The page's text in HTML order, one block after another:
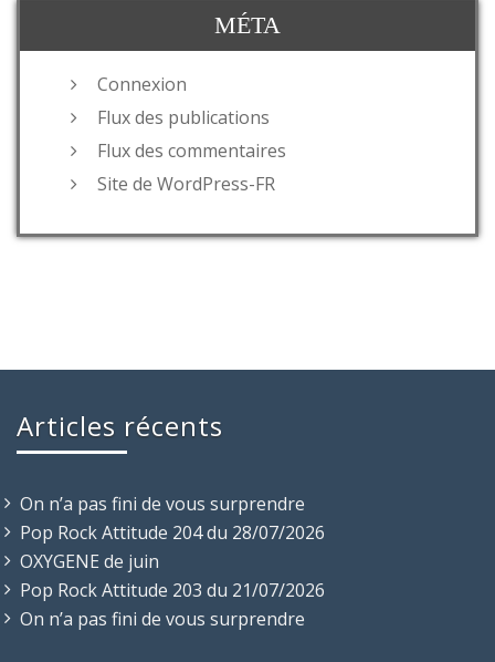
MÉTA
Connexion
Flux des publications
Flux des commentaires
Site de WordPress-FR
Articles récents
On n’a pas fini de vous surprendre
Pop Rock Attitude 204 du 28/07/2026
OXYGENE de juin
Pop Rock Attitude 203 du 21/07/2026
On n’a pas fini de vous surprendre